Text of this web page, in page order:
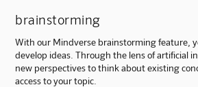
brainstorming
With our Mindverse brainstorming feature,
develop ideas. Through the lens of artificial
new perspectives to think about existing
access to your topic.